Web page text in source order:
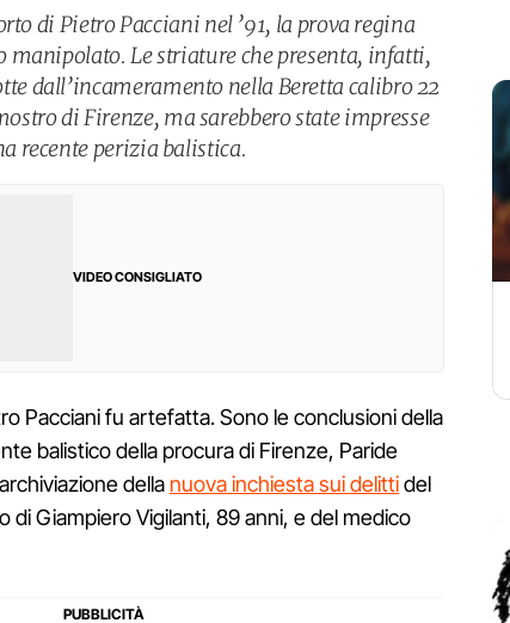
di Pietro Pacciani nel ’91, la prova regina
manipolato. Le striature che presenta, infatti,
dall’incameramento nella Beretta calibro 22
di Firenze, ma sarebbero state impresse
recente perizia balistica.
VIDEO CONSIGLIATO
Pacciani fu artefatta. Sono le conclusioni della
balistico della procura di Firenze, Paride
della nuova inchiesta sui delittidel
di Giampiero Vigilanti, 89 anni, e del medico